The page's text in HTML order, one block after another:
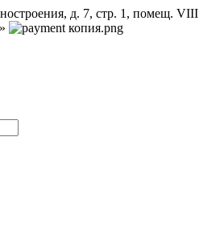
д. 7, стр. 1, помещ. VIII